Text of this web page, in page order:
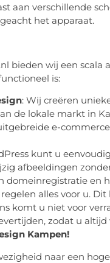
aan verschillende
het apparaat.
bieden wij een scala
is:
: Wij creëren
de lokale markt in
e-
kunt u
afbeeldingen
domeinregistratie en
alles voor u.
komt u niet voor
zodat u
Kampen!
naar een